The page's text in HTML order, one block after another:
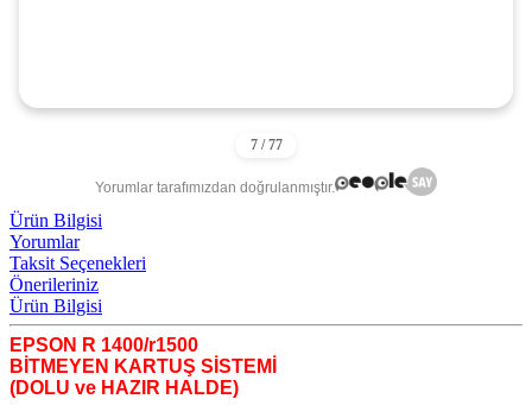
Yorumlar tarafımızdan doğrulanmıştır.
Ürün Bilgisi
Yorumlar
Taksit Seçenekleri
Önerileriniz
Ürün Bilgisi
EPSON R 1400/r1500
BİTMEYEN KARTUŞ SİSTEMİ
(DOLU ve HAZIR HALDE)